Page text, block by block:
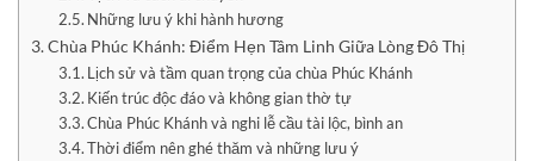
Những lưu ý khi hành hương
Chùa Phúc Khánh: Điểm Hẹn Tâm Linh Giữa Lòng Đô Thị
Lịch sử và tầm quan trọng của chùa Phúc Khánh
Kiến trúc độc đáo và không gian thờ tự
Chùa Phúc Khánh và nghi lễ cầu tài lộc, bình an
Thời điểm nên ghé thăm và những lưu ý